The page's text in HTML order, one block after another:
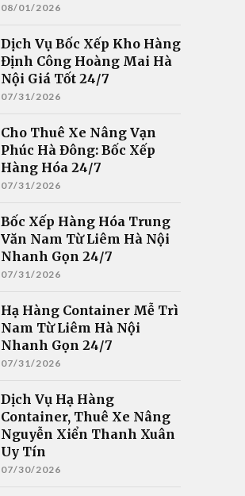
08/01/2026
Dịch Vụ Bốc Xếp Kho Hàng
Định Công Hoàng Mai Hà
Nội Giá Tốt 24/7
07/31/2026
Cho Thuê Xe Nâng Vạn
Phúc Hà Đông: Bốc Xếp
Hàng Hóa 24/7
07/31/2026
Bốc Xếp Hàng Hóa Trung
Văn Nam Từ Liêm Hà Nội
Nhanh Gọn 24/7
07/31/2026
Hạ Hàng Container Mễ Trì
Nam Từ Liêm Hà Nội
Nhanh Gọn 24/7
07/31/2026
Dịch Vụ Hạ Hàng
Container, Thuê Xe Nâng
Nguyễn Xiển Thanh Xuân
Uy Tín
07/30/2026